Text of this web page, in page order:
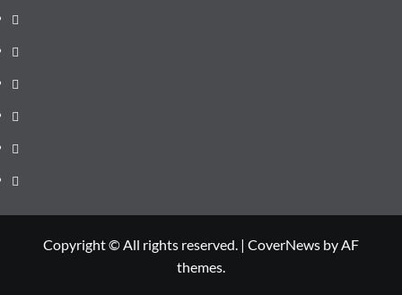
Cultura
Sănătate
Litoral
Joburi
Politică
Comunicate
Copyright © All rights reserved. | CoverNews by AF
themes.